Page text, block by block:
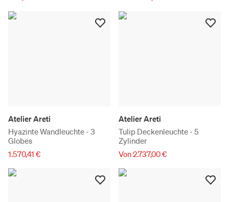
Atelier Areti
Hyazinte Wandleuchte - 3
Globes
1.570,41 €
Atelier Areti
Tulip Deckenleuchte - 5
Zylinder
Von 2.737,00 €